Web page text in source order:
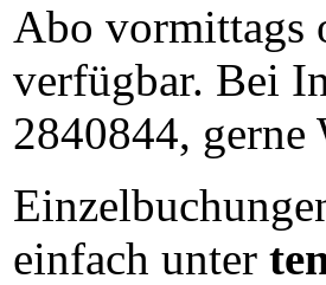
Abo vormittags
verfügbar. Bei
2840844,
einfach unter